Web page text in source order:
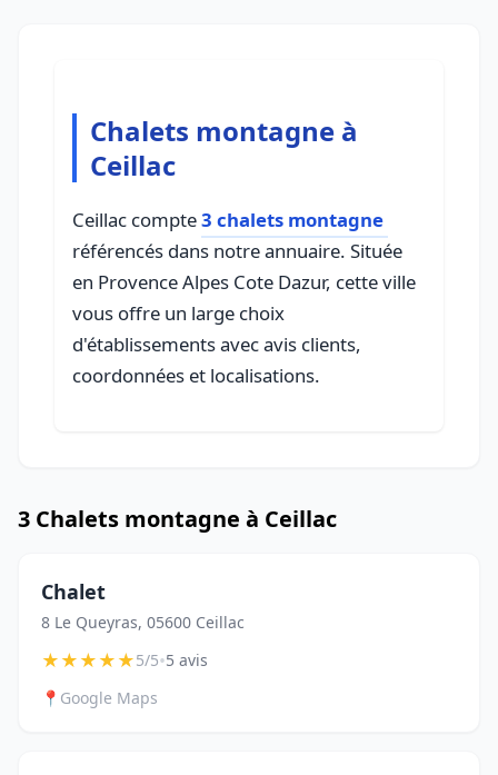
Chalets montagne à
Ceillac
Ceillac compte3 chalets montagne
référencés dans notre annuaire. Située
en Provence Alpes Cote Dazur, cette ville
vous offre un large choix
d'établissements avec avis clients,
coordonnées et localisations.
3 Chalets montagne à Ceillac
Chalet
8 Le Queyras, 05600 Ceillac
★★★★★5/5•5 avis
📍 Google Maps